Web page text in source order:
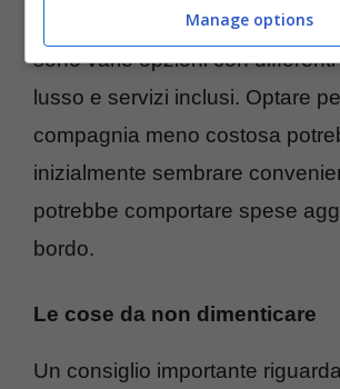
crociera scelta, tenendo
sono varie opzioni con differenti
lusso e servizi inclusi. Optare
compagnia meno costosa
inizialmente sembrare
potrebbe comportare spese
bordo.
Le cose da non dimenticare
Un consiglio importante riguarda
Manage options